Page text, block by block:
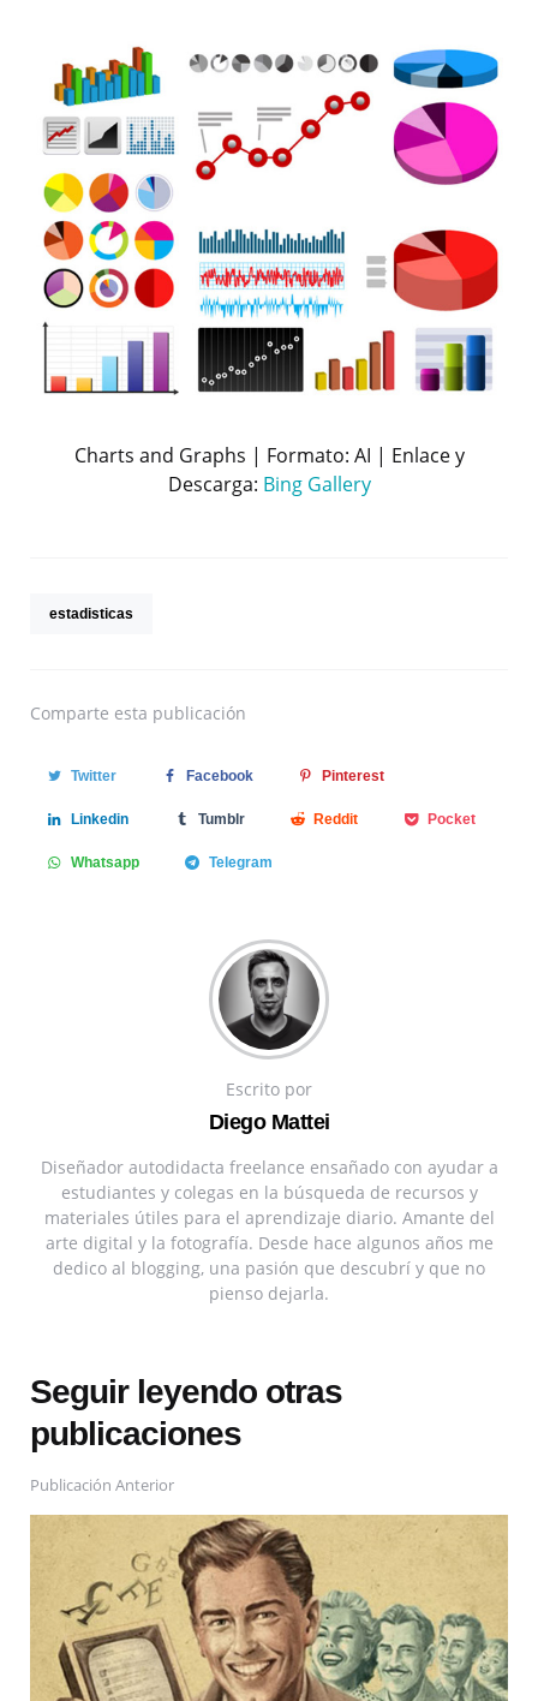
Charts and Graphs | Formato: AI | Enlace y
Descarga: Bing Gallery
estadisticas
Comparte esta publicación
Twitter Facebook Pinterest
Linkedin Tumblr Reddit Pocket
Whatsapp Telegram
Escrito por
Diego Mattei
Diseñador autodidacta freelance ensañado con ayudar a
estudiantes y colegas en la búsqueda de recursos y
materiales útiles para el aprendizaje diario. Amante del
arte digital y la fotografía. Desde hace algunos años me
dedico al blogging, una pasión que descubrí y que no
pienso dejarla.
Seguir leyendo otras
publicaciones
Publicación Anterior